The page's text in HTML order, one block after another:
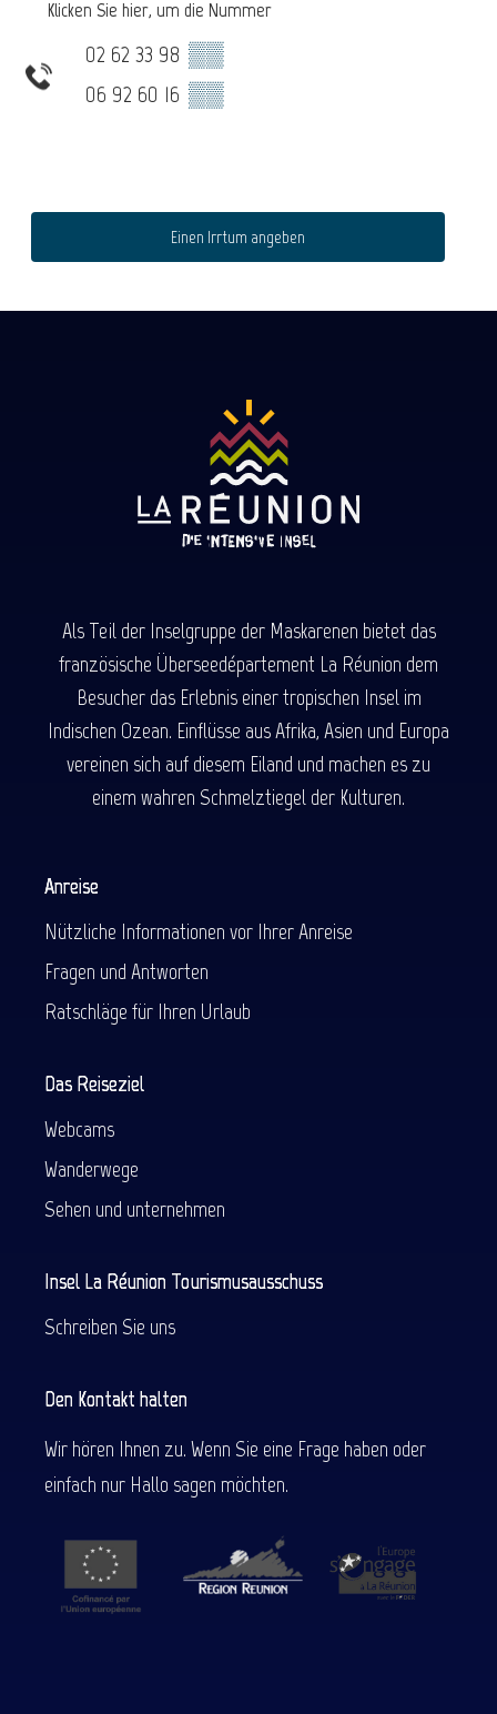
Klicken Sie hier, um die Nummer
02 62 33 98 ▒▒
06 92 60 16 ▒▒
Einen Irrtum angeben
Als Teil der Inselgruppe der Maskarenen bietet das
französische Überseedépartement La Réunion dem
Besucher das Erlebnis einer tropischen Insel im
Indischen Ozean. Einflüsse aus Afrika, Asien und Europa
vereinen sich auf diesem Eiland und machen es zu
einem wahren Schmelztiegel der Kulturen.
Anreise
Nützliche Informationen vor Ihrer Anreise
Fragen und Antworten
Ratschläge für Ihren Urlaub
Das Reiseziel
Webcams
Wanderwege
Sehen und unternehmen
Insel La Réunion Tourismusausschuss
Schreiben Sie uns
Den Kontakt halten
Wir hören Ihnen zu. Wenn Sie eine Frage haben oder
einfach nur Hallo sagen möchten.